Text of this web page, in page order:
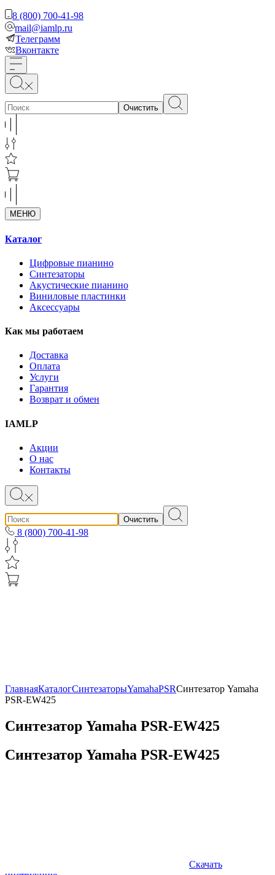
8 (800) 700-41-98
mail@iamlp.ru
Телеграмм
Вконтакте
Очистить
МЕНЮ
Каталог
Цифровые пианино
Синтезаторы
Акустические пианино
Виниловые пластинки
Аксессуары
Как мы работаем
Доставка
Оплата
Услуги
Гарантия
Возврат и обмен
IAMLP
Акции
О нас
Контакты
Очистить
8 (800) 700-41-98
ГлавнаяКаталогСинтезаторыYamahaPSRСинтезатор Yamaha
PSR-EW425
Синтезатор Yamaha PSR-EW425
Синтезатор Yamaha PSR-EW425
Скачать